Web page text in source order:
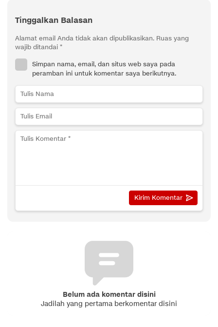
Tinggalkan Balasan
Alamat email Anda tidak akan dipublikasikan. Ruas yang
wajib ditandai *
Simpan nama, email, dan situs web saya pada
peramban ini untuk komentar saya berikutnya.
Belum ada komentar disini
Jadilah yang pertama berkomentar disini